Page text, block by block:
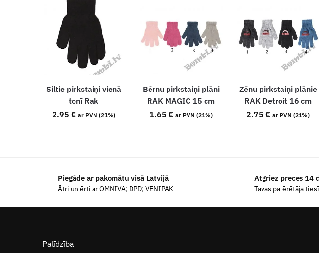
Siltie pirkstaiņi vienā
tonī Rak
2.95 € ar PVN (21%)
Bērnu pirkstaiņi plāni
RAK MAGIC 15 cm
1.65 € ar PVN (21%)
Zēnu pirkstaiņi plānie
RAK Detroit 16 cm
2.75€ ar PVN (21%)
Piegāde ar pakomātu visā Latvijā
Ātri un ērti ar OMNIVA; DPD; VENIPAK
Atgriez preces 14
Tavas patērētāja
Palīdzība